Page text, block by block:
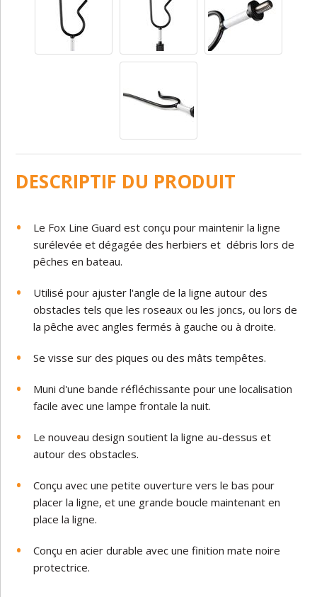
DESCRIPTIF DU PRODUIT
Le Fox Line Guard est conçu pour maintenir la ligne
surélevée et dégagée des herbiers et débris lors de
pêches en bateau.
Utilisé pour ajuster l'angle de la ligne autour des
obstacles tels que les roseaux ou les joncs, ou lors de
la pêche avec angles fermés à gauche ou à droite.
Se visse sur des piques ou des mâts tempêtes.
Muni d'une bande réfléchissante pour une localisation
facile avec une lampe frontale la nuit.
Le nouveau design soutient la ligne au-dessus et
autour des obstacles.
Conçu avec une petite ouverture vers le bas pour
placer la ligne, et une grande boucle maintenant en
place la ligne.
Conçu en acier durable avec une finition mate noire
protectrice.